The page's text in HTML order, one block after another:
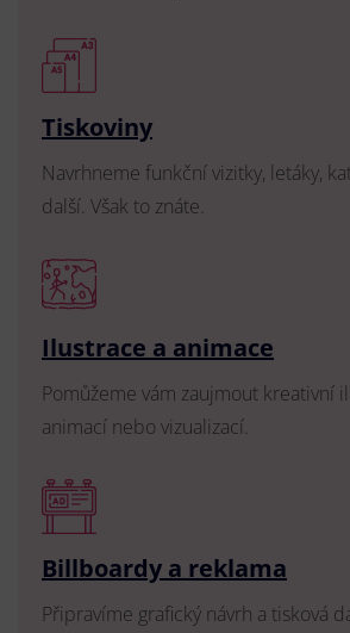
Tiskoviny
Navrhneme funkční vizitky, letáky,
další. Však to znáte.
Ilustrace a animace
Pomůžeme vám zaujmout kreativní
animací nebo vizualizací.
Billboardy a reklama
Připravíme grafický návrh a tisková